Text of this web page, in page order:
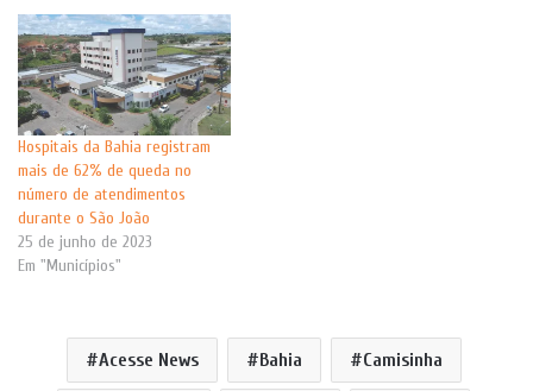
Hospitais da Bahia registram
mais de 62% de queda no
número de atendimentos
durante o São João
25 de junho de 2023
Em "Municípios"
Acesse News Bahia Camisinha